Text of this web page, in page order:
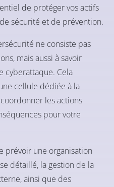
de protéger vos actifs
sécurité et de prévention.
ne consiste pas
mais aussi à savoir
cyberattaque. Cela
cellule dédiée à la
les actions
pour votre
prévoir une organisation
détaillé, la gestion de la
ainsi que des